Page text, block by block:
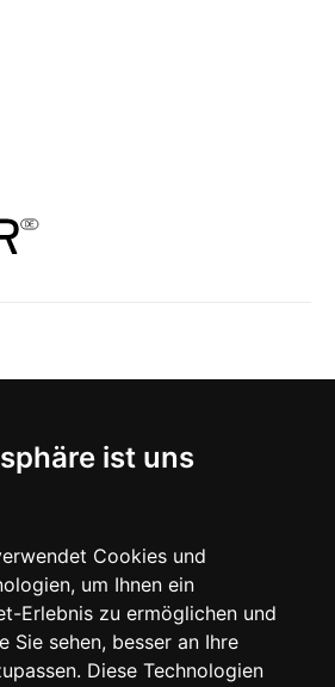
ist uns
Cookies und
um Ihnen ein
Erlebnis zu ermöglichen und
Sie sehen, besser an Ihre
Diese Technologien